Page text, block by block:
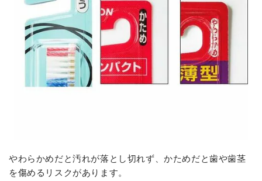
やわらかめだと汚れが落とし切れず、かためだと歯や歯茎
を傷めるリスクがあります。